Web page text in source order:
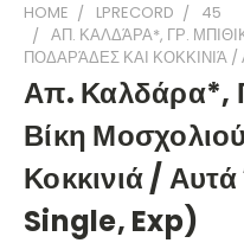
HOME LPRECORD
45
ΑΠ. ΚΑΛΔΆΡΑ*, ΓΡ.
ΠΟΔΑΡΆΔΕΣ ΚΑΙ ΚΟΚΚΙΝΙΆ /
Απ. Καλδάρα*,
Βίκη
Κοκκινιά /
Single, Exp)